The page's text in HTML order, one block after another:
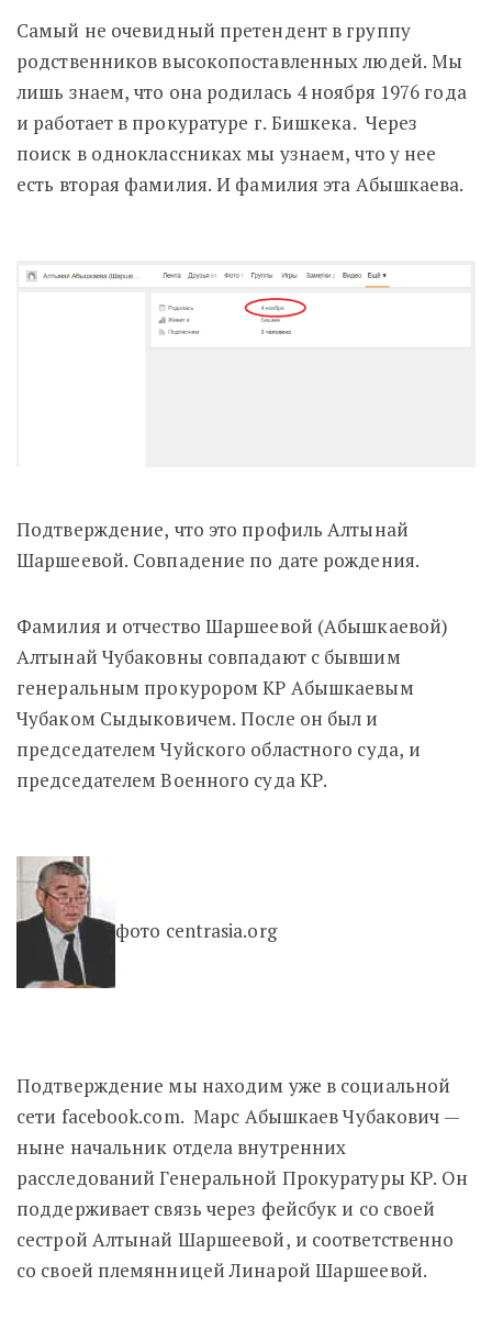
Самый не очевидный претендент в группу
родственников высокопоставленных людей. Мы
лишь знаем, что она родилась 4 ноября 1976 года
и работает в прокуратуре г. Бишкека. Через
поиск в одноклассниках мы узнаем, что у нее
есть вторая фамилия. И фамилия эта Абышкаева.
Подтверждение, что это профиль Алтынай
Шаршеевой. Совпадение по дате рождения.
Фамилия и отчество Шаршеевой (Абышкаевой)
Алтынай Чубаковны совпадают с бывшим
генеральным прокурором КР Абышкаевым
Чубаком Сыдыковичем. После он был и
председателем Чуйского областного суда, и
председателем Военного суда КР.
фото centrasia.org
Подтверждение мы находим уже в социальной
сети facebook.com. Марс Абышкаев Чубакович —
ныне начальник отдела внутренних
расследований Генеральной Прокуратуры КР. Он
поддерживает связь через фейсбук и со своей
сестрой Алтынай Шаршеевой, и соответственно
со своей племянницей Линарой Шаршеевой.